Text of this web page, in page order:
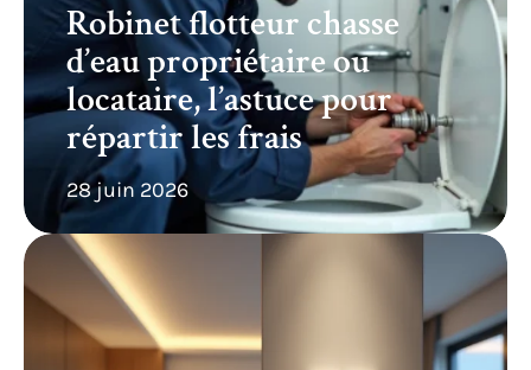
Robinet flotteur chasse
d’eau propriétaire ou
locataire, l’astuce pour
répartir les frais
28 juin 2026